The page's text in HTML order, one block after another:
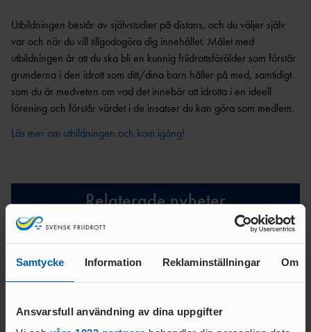
Samtycke Information Reklaminställningar Om
Ansvarsfull användning av dina uppgifter
FUNKTIONÄR
Utbildningen består av självstudier på distans, och du väljer själv
var och när du vill tillgodogöra dig innehållet. Målet med
utbildningen är att du ska bli en kunnig friidrottsförälder som förstår
grunderna i den idrott som ditt/dina barn håller på med, samtidigt
som du är medveten om vad det innebär att idrotta i en ideell
förening och förstår värdet i de insatser du kan göra som medlem.
Läs mer om utbildningen och kom igång!
Relaterade nyheter